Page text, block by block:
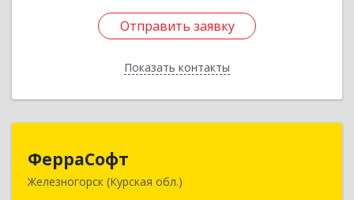
Отправить заявку
Показать контакты
Отправить заявку
Назад
ФерраСофт
Железногорск (Курская обл.)
307179, Курская обл, Железногорск г, Ленина ул,